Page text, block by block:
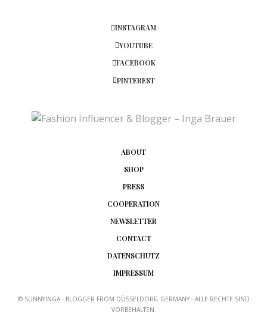
INSTAGRAM
YOUTUBE
FACEBOOK
PINTEREST
ABOUT
SHOP
PRESS
COOPERATION
NEWSLETTER
CONTACT
DATENSCHUTZ
IMPRESSUM
© SUNNYINGA - BLOGGER FROM DÜSSELDORF, GERMANY - ALLE RECHTE SIND
VORBEHALTEN.